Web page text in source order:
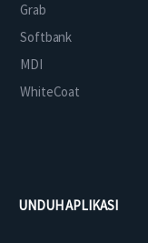
Grab
Softbank
MDI
WhiteCoat
UNDUH APLIKASI